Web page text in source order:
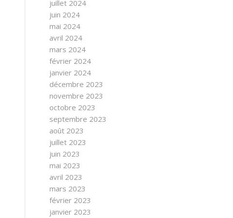
juillet 2024
juin 2024
mai 2024
avril 2024
mars 2024
février 2024
janvier 2024
décembre 2023
novembre 2023
octobre 2023
septembre 2023
août 2023
juillet 2023
juin 2023
mai 2023
avril 2023
mars 2023
février 2023
janvier 2023